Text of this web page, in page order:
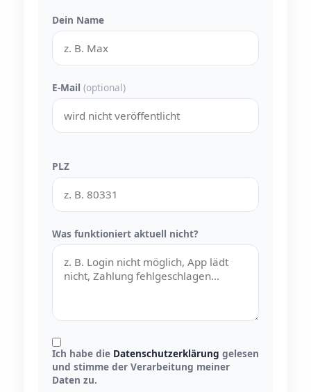
Dein Name
E-Mail (optional)
PLZ
Was funktioniert aktuell nicht?
Ich habe die Datenschutzerklärung gelesen
und stimme der Verarbeitung meiner
Daten zu.